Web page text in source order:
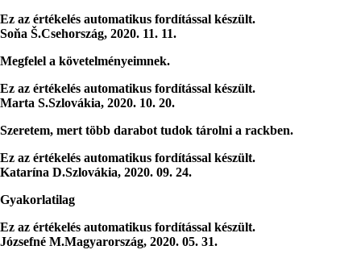
Ez az értékelés automatikus fordítással készült.
Soňa Š.Csehország, 2020. 11. 11.
Megfelel a követelményeimnek.
Ez az értékelés automatikus fordítással készült.
Marta S.Szlovákia, 2020. 10. 20.
Szeretem, mert több darabot tudok tárolni a rackben.
Ez az értékelés automatikus fordítással készült.
Katarína D.Szlovákia, 2020. 09. 24.
Gyakorlatilag
Ez az értékelés automatikus fordítással készült.
Józsefné M.Magyarország, 2020. 05. 31.